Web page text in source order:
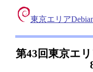
東京エリア
第43回東京エ